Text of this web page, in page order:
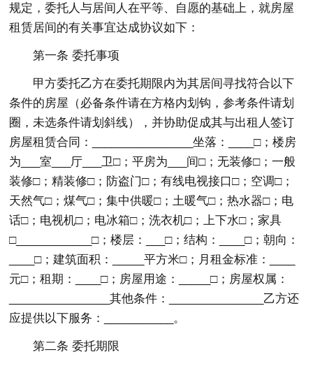
规定，委托人与居间人在平等、自愿的基础上，就房屋
租赁居间的有关事宜达成协议如下：
第一条 委托事项
甲方委托乙方在委托期限内为其居间寻找符合以下
条件的房屋（必备条件请在方格内划钩，参考条件请划
圈，未选条件请划斜线），并协助促成其与出租人签订
房屋租赁合同：________________坐落：____□；楼房
为___室___厅___卫□；平房为___间□；无装修□；一般
装修□；精装修□；防盗门□；有线电视接口□；空调□；
天然气□；煤气□；集中供暖□；土暖气□；热水器□；电
话□；电视机□；电冰箱□；洗衣机□；上下水□；家具
□____________□；楼层：___□；结构：____□；朝向：
____□；建筑面积：_____平方米□；月租金标准：____
元□；租期：____□；房屋用途：_____□；房屋权属：
________________其他条件：_______________乙方还
应提供以下服务：___________。
第二条 委托期限